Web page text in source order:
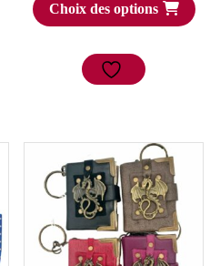
Choix des options